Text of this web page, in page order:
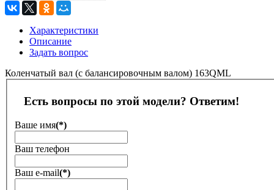
Характеристики
Описание
Задать вопрос
Коленчатый вал (с балансировочным валом) 163QML
Есть вопросы по этой модели? Ответим!
Ваше имя(*)
Ваш телефон
Ваш е-mail(*)